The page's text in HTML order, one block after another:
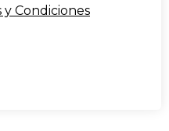
y Condiciones